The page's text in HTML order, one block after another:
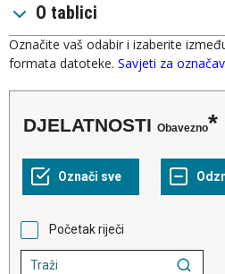
O tablici
Označite vaš odabir i izaberite
formata datoteke. Savjeti za
DJELATNOSTI Obavezno
Početak riječi